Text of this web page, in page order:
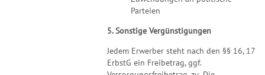
Parteien
5. Sonstige Vergünstigungen
Jedem Erwerber steht nach den §§ 16, 17
ErbstG ein Freibetrag, ggf.